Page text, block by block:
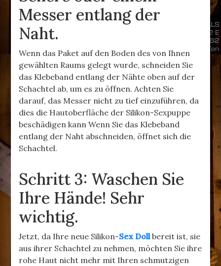
Messer entlang der
Naht.
Wenn das Paket auf den Boden des von Ihnen
gewählten Raums gelegt wurde, schneiden Sie
das Klebeband entlang der Nähte oben auf der
Schachtel ab, um es zu öffnen. Achten Sie
darauf, das Messer nicht zu tief einzuführen, da
dies die Hautoberfläche der Silikon-Sexpuppe
beschädigen kann Wenn Sie das Klebeband
entlang der Naht abschneiden, öffnet sich die
Schachtel.
Schritt 3: Waschen Sie
Ihre Hände! Sehr
wichtig.
Jetzt, da Ihre neue Silikon-Sex Dollbereit ist, sie
aus ihrer Schachtel zu nehmen, möchten Sie ihre
rohe Haut nicht mehr mit Ihren schmutzigen